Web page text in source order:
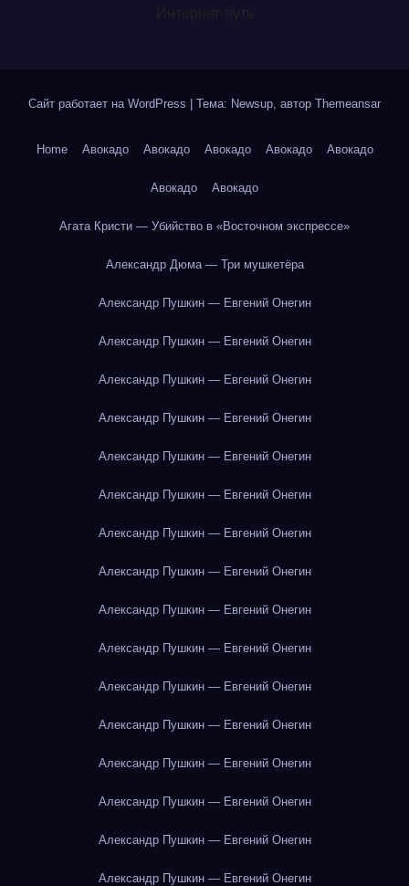
Сайт работает на WordPress Тема: Newsup, автор Themeansar
Home Авокадо Авокадо Авокадо Авокадо Авокадо
Авокадо Авокадо
Агата Кристи — Убийство в «Восточном экспрессе»
Александр Дюма — Три мушкетёра
Александр Пушкин — Евгений Онегин
Александр Пушкин — Евгений Онегин
Александр Пушкин — Евгений Онегин
Александр Пушкин — Евгений Онегин
Александр Пушкин — Евгений Онегин
Александр Пушкин — Евгений Онегин
Александр Пушкин — Евгений Онегин
Александр Пушкин — Евгений Онегин
Александр Пушкин — Евгений Онегин
Александр Пушкин — Евгений Онегин
Александр Пушкин — Евгений Онегин
Александр Пушкин — Евгений Онегин
Александр Пушкин — Евгений Онегин
Александр Пушкин — Евгений Онегин
Александр Пушкин — Евгений Онегин
Александр Пушкин — Евгений Онегин